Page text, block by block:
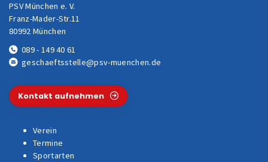
PSV München e. V.
Franz-Mader-Str.11
80992 München
089 - 149 40 61
geschaeftsstelle@psv-muenchen.de
Kontakt aufnehmen
Verein
Termine
Sportarten